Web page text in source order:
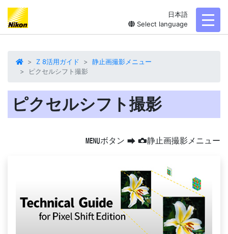
日本語
Select language
Z 8活用ガイド
静止画撮影メニュー
ピクセルシフト撮影
ピクセルシフト撮影
Gボタン U C静止画撮影メニュー